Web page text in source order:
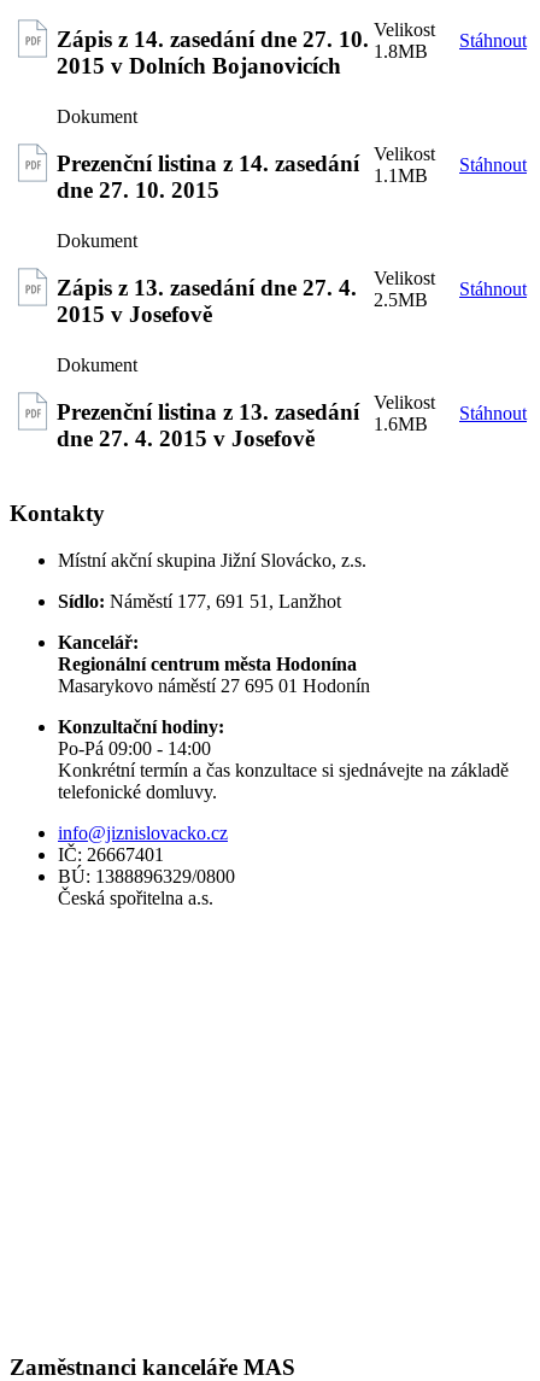
Zápis z 14. zasedání dne 27. 10.
2015 v Dolních Bojanovicích
1.8MB
Stáhnout
Prezenční listina z 14. zasedání
dne 27. 10. 2015
1.1MB
Stáhnout
Zápis z 13. zasedání dne 27. 4.
2015 v Josefově
2.5MB
Stáhnout
Prezenční listina z 13. zasedání
dne 27. 4. 2015 v Josefově
1.6MB
Stáhnout
Kontakty
Místní akční skupina Jižní Slovácko, z.s.
Sídlo: Náměstí 177, 691 51, Lanžhot
Kancelář:
Regionální centrum města Hodonína
Masarykovo náměstí 27 695 01 Hodonín
Konzultační hodiny:
Po-Pá 09:00 - 14:00
Konkrétní termín a čas konzultace si sjednávejte na základě
telefonické domluvy.
info@jiznislovacko.cz
IČ: 26667401
BÚ: 1388896329/0800
Česká spořitelna a.s.
Zaměstnanci kanceláře MAS